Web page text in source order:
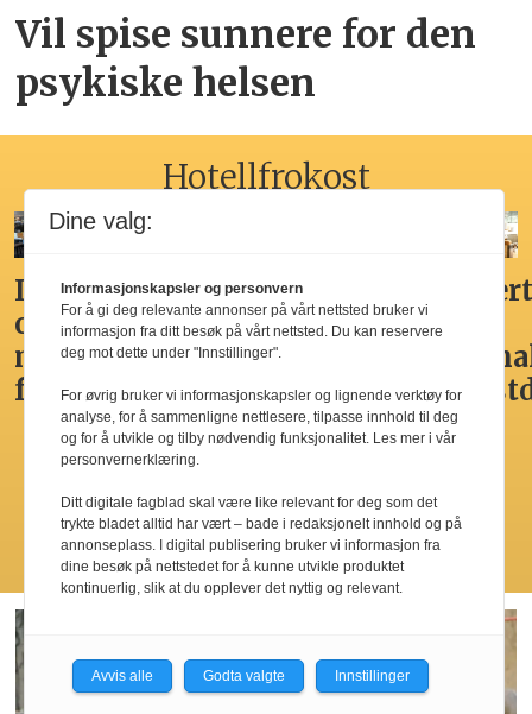
Vil spise sunnere for den
psykiske helsen
Hotellfrokost
Ikke
overdådig,
men
fristende
Her får
du
Norges
beste
hotellfrokost
Godt,
spennende,
ikke
best i
by’n
den
Les flere
Dine valg:
Informasjonskapsler og personvern
For å gi deg relevante annonser på vårt nettsted bruker vi
informasjon fra ditt besøk på vårt nettsted. Du kan reservere
deg mot dette under "Innstillinger".
For øvrig bruker vi informasjonskapsler og lignende verktøy for
analyse, for å sammenligne nettlesere, tilpasse innhold til deg
og for å utvikle og tilby nødvendig funksjonalitet. Les mer i vår
personvernerklæring.
Ditt digitale fagblad skal være like relevant for deg som det
trykte bladet alltid har vært – bade i redaksjonelt innhold og på
annonseplass. I digital publisering bruker vi informasjon fra
dine besøk på nettstedet for å kunne utvikle produktet
kontinuerlig, slik at du opplever det nyttig og relevant.
Avvis alle Godta valgte Innstillinger